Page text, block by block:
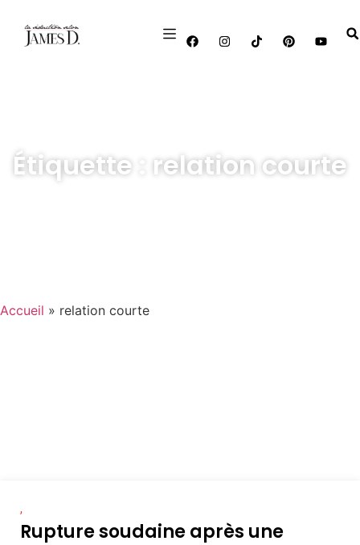
Étiquette : relation courte
Accueil » relation courte
,
Rupture soudaine après une